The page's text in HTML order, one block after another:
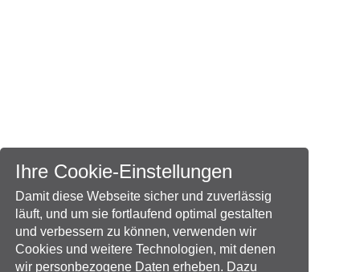
Ihre Cookie-Einstellungen
Damit diese Webseite sicher und zuverlässig
läuft, und um sie fortlaufend optimal gestalten
und verbessern zu können, verwenden wir
Cookies und weitere Technologien, mit denen
wir personbezogene Daten erheben. Dazu